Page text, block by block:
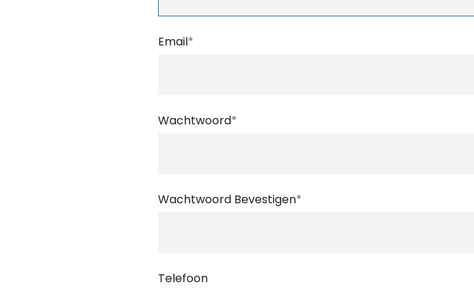
Email*
Wachtwoord*
Wachtwoord Bevestigen*
Telefoon